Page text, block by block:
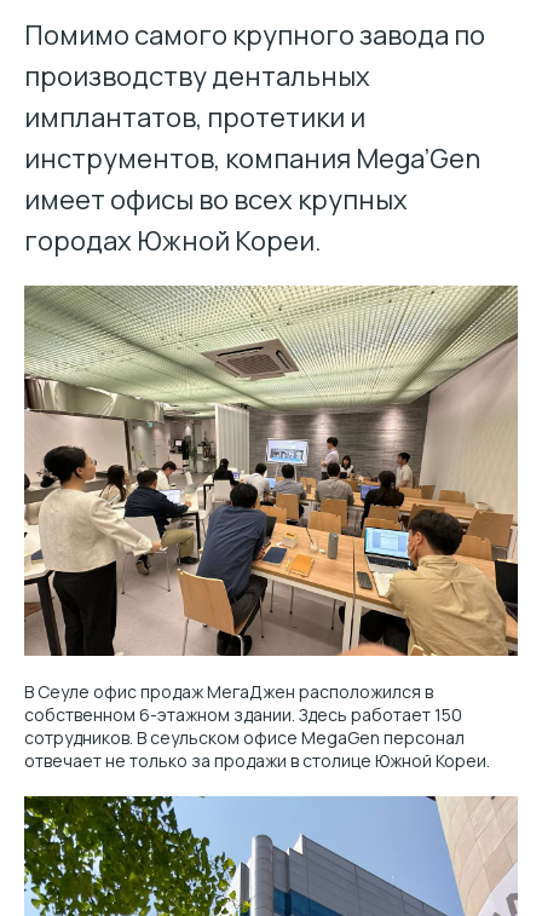
Помимо самого крупного завода по
производству дентальных
имплантатов, протетики и
инструментов, компания Mega’Gen
имеет офисы во всех крупных
городах Южной Кореи.
В Сеуле офис продаж МегаДжен расположился в
собственном 6-этажном здании. Здесь работает 150
сотрудников. В сеульском офисе MegaGen персонал
отвечает не только за продажи в столице Южной Кореи.